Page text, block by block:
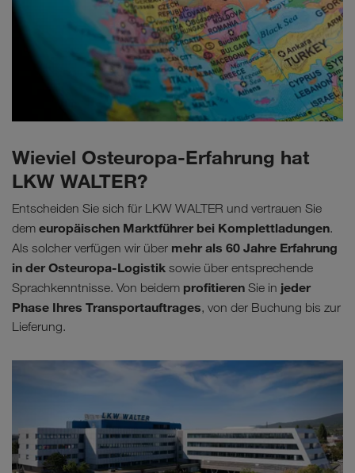
Wieviel Osteuropa-Erfahrung hat
LKW WALTER?
Entscheiden Sie sich für LKW WALTER und vertrauen Sie
dem europäischen Marktführer bei Komplettladungen.
Als solcher verfügen wir über mehr als 60 Jahre Erfahrung
in der Osteuropa-Logistik sowie über entsprechende
Sprachkenntnisse. Von beidem profitieren Sie in jeder
Phase Ihres Transportauftrages, von der Buchung bis zur
Lieferung.